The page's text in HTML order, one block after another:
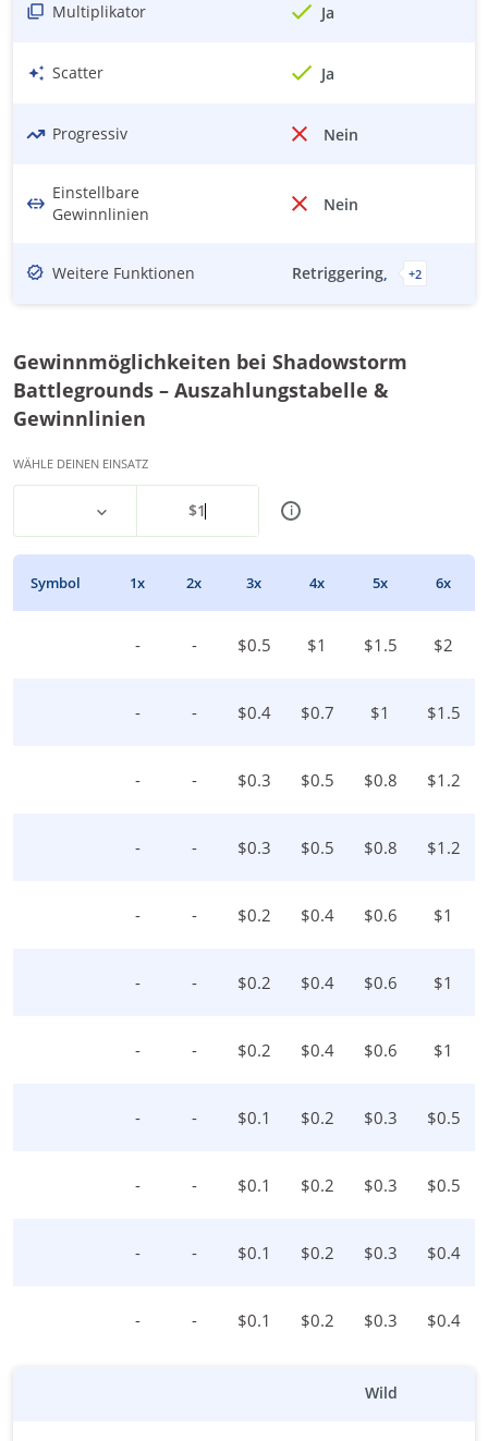
Multiplikator Ja
Scatter Ja
Progressiv Nein
Einstellbare
Gewinnlinien
Nein
Weitere Funktionen Retriggering +2
Gewinnmöglichkeiten bei Shadowstorm
Battlegrounds – Auszahlungstabelle &
Gewinnlinien
WÄHLE DEINEN EINSATZ
$1 i
Symbol 1X 2X 3X 4X 5X 6X
- - $0.5 $1 $1.5 $2
- - $0.4 $0.7 $1 $1.5
- - $0.3 $0.5 $0.8 $1.2
- - $0.3 $0.5 $0.8 $1.2
- - $0.2 $0.4 $0.6 $1
- - $0.2 $0.4 $0.6 $1
- - $0.2 $0.4 $0.6 $1
- - $0.1 $0.2 $0.3 $0.5
- - $0.1 $0.2 $0.3 $0.5
- - $0.1 $0.2 $0.3 $0.4
- - $0.1 $0.2 $0.3 $0.4
Wild